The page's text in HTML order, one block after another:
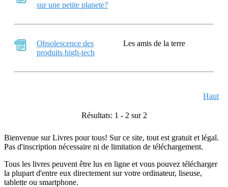
sur une petite planete?
Obsolescence des
produits high-tech
Les amis de la terre
Haut
Résultats: 1 - 2 sur 2
Bienvenue sur Livres pour tous! Sur ce site, tout est gratuit et légal.
Pas d'inscription nécessaire ni de limitation de téléchargement.
Tous les livres peuvent être lus en ligne et vous pouvez télécharger
la plupart d'entre eux directement sur votre ordinateur, liseuse,
tablette ou smartphone.